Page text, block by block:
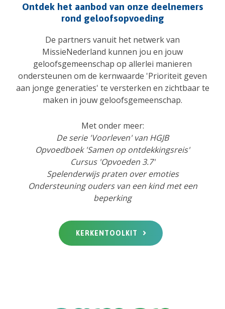
Ontdek het aanbod van onze deelnemers
rond geloofsopvoeding
De partners vanuit het netwerk van
MissieNederland kunnen jou en jouw
geloofsgemeenschap op allerlei manieren
ondersteunen om de kernwaarde 'Prioriteit geven
aan jonge generaties' te versterken en zichtbaar te
maken in jouw geloofsgemeenschap.
Met onder meer:
De serie 'Voorleven' van HGJB
Opvoedboek 'Samen op ontdekkingsreis'
Cursus 'Opvoeden 3.7'
Spelenderwijs praten over emoties
Ondersteuning ouders van een kind met een
beperking
KERKENTOOLKIT